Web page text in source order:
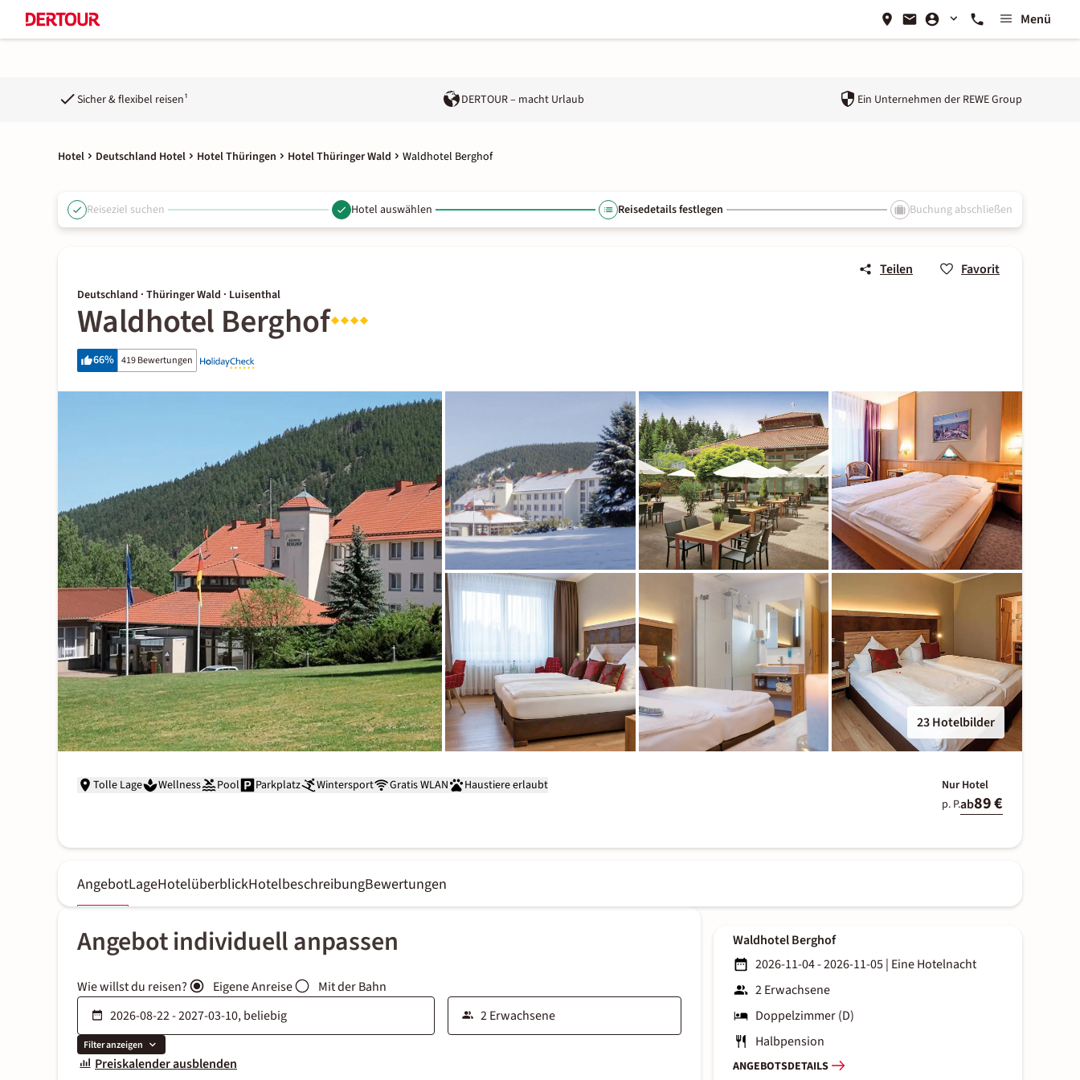
Menü
Sicher & flexibel reisen¹ DERTOUR – macht Urlaub Ein Unternehmen der REWE Group
Hotel Deutschland Hotel Hotel Thüringen Hotel Thüringer Wald Waldhotel Berghof
Reiseziel suchen Hotel auswählen Reisedetails festlegen Buchung abschließen
Teilen Favorit
Deutschland · Thüringer Wald · Luisenthal
Waldhotel Berghof
66% 419 Bewertungen
23 Hotelbilder
Tolle Lage Wellness Pool Parkplatz Wintersport Gratis WLAN Haustiere erlaubt
Nur Hotel
p. P.ab89 €
AngebotLageHotelüberblickHotelbeschreibungBewertungen
Angebot individuell anpassen
Wie willst du reisen? Eigene Anreise Mit der Bahn
Filter anzeigen
Preiskalender ausblenden
Waldhotel Berghof
2026-11-04 - 2026-11-05| Eine Hotelnacht
2 Erwachsene
Doppelzimmer (D)
Halbpension
ANGEBOTSDETAILS